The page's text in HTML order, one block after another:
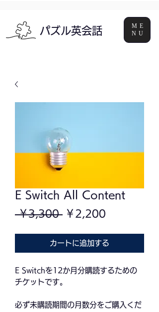
パズル英会話
ME
NU
E Switch All Content
￥3,300 通
価
￥2,200
ル
カートに追加する
E Switchを12か月分購読するための
チケットです。
必ず未購読期間の月数分をご購入くだ